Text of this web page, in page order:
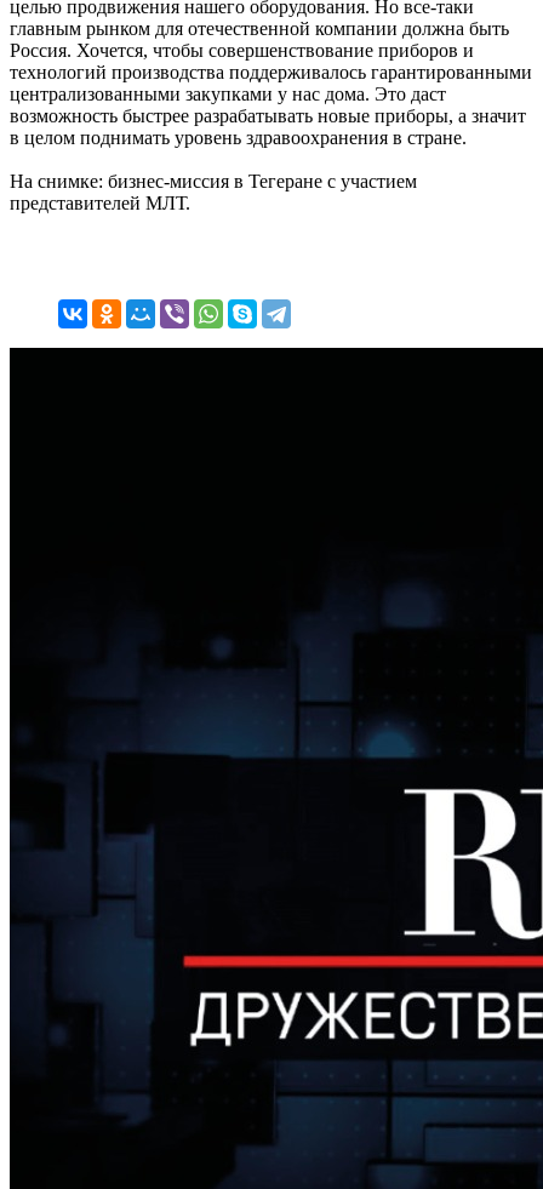
целью продвижения нашего оборудования. Но все-таки
главным рынком для отечественной компании должна быть
Россия. Хочется, чтобы совершенствование приборов и
технологий производства поддерживалось гарантированными
централизованными закупками у нас дома. Это даст
возможность быстрее разрабатывать новые приборы, а значит
в целом поднимать уровень здравоохранения в стране.
На снимке: бизнес-миссия в Тегеране с участием
представителей МЛТ.